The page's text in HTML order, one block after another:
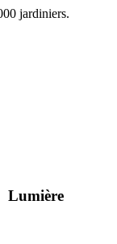
jardiniers.
Lumière